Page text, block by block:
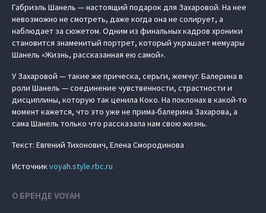
Габриэль Шанель — настоящий подарок для Захаровой. На нее
невозможно не смотреть, даже когда она не солирует, а
наблюдает за сюжетом. Одним из финальных кадров хроники
становится знаменитый портрет, который украшает мемуары
Шанель «Жизнь, рассказанная ею самой».
У Захаровой — такие же прическа, серьги, жемчуг. Балерина в
роли Шанель — соединение чувственности, страстности и
дисциплины, которую так ценила Коко. На поклонах в какой-то
момент кажется, что это уже не прима-балерина Захарова, а
сама Шанель только что рассказала нам свою жизнь.
Текст: Евгений Тихонович, Елена Смородинова
Источникvoyah.style.rbc.ru
О БРЕНДЕ VOYAH